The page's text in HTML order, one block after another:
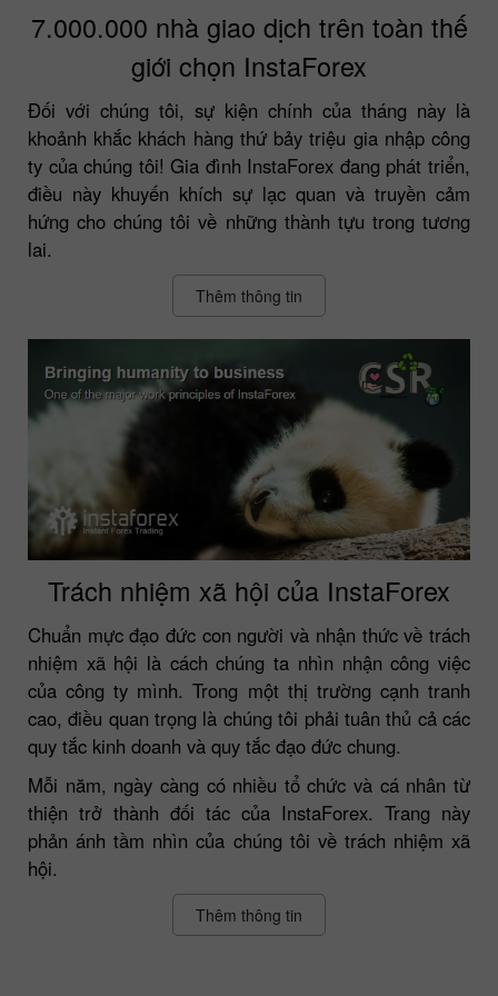
7.000.000 nhà giao dịch trên toàn thế
giới chọn InstaForex
Đối với chúng tôi, sự kiện chính của tháng này là
khoảnh khắc khách hàng thứ bảy triệu gia nhập công
ty của chúng tôi! Gia đình InstaForex đang phát triển,
điều này khuyến khích sự lạc quan và truyền cảm
hứng cho chúng tôi về những thành tựu trong tương
lai.
Thêm thông tin
Trách nhiệm xã hội của InstaForex
Chuẩn mực đạo đức con người và nhận thức về trách
nhiệm xã hội là cách chúng ta nhìn nhận công việc
của công ty mình. Trong một thị trường cạnh tranh
cao, điều quan trọng là chúng tôi phải tuân thủ cả các
quy tắc kinh doanh và quy tắc đạo đức chung.
Mỗi năm, ngày càng có nhiều tổ chức và cá nhân từ
thiện trở thành đối tác của InstaForex. Trang này
phản ánh tầm nhìn của chúng tôi về trách nhiệm xã
hội.
Thêm thông tin